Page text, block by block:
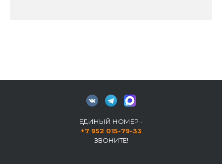
ЕДИНЫЙ НОМЕР -
+7 952 015-79-33
ЗВОНИТЕ!